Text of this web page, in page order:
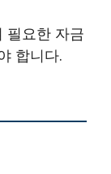
필요한 자금
합니다.